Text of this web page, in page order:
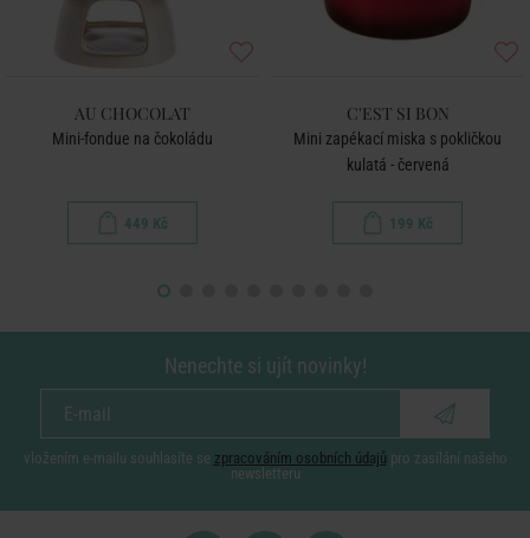
AU CHOCOLAT
Mini-fondue na čokoládu
449 Kč
C'EST SI BON
Mini zapékací miska s pokličkou
kulatá - červená
199 Kč
Nenechte si ujít novinky!
vložením e-mailu souhlasíte se zpracováním osobních údajů pro zasílání našeho
newsletteru